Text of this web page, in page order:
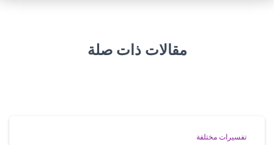
مقالات ذات صلة
تفسيرات مختلفة